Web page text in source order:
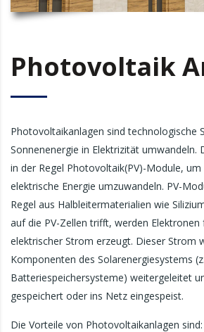
Photovoltaik
Photovoltaikanlagen sind technologische
Sonnenenergie in Elektrizität umwandeln.
in der Regel Photovoltaik(PV)-Module,
elektrische Energie umzuwandeln. PV-
Regel aus Halbleitermaterialien wie
auf die PV-Zellen trifft, werden
elektrischer Strom erzeugt. Dieser Strom
Komponenten des Solarenergiesystems
Batteriespeichersysteme) weitergeleitet
gespeichert oder ins Netz eingespeist.
Die Vorteile von Photovoltaikanlagen sind: